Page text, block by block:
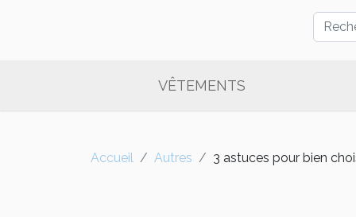
VÊTEMENTS
Accueil Autres 3 astuces pour bien